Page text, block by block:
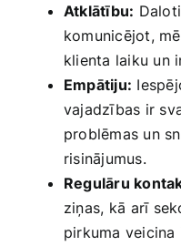
Atklātību:
komunicējot,
klienta laiku un
Empātiju:
vajadzības ir
problēmas un
risinājumus.
Regulāru
ziņas, ‌kā ⁢arī
pirkuma